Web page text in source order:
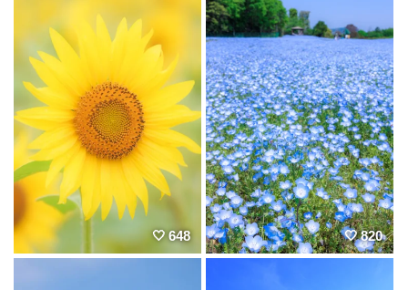
648 820